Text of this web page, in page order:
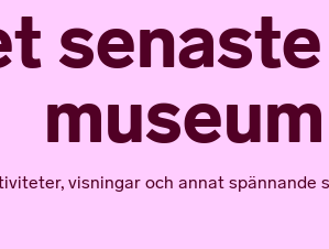
museum
visningar och annat spännande